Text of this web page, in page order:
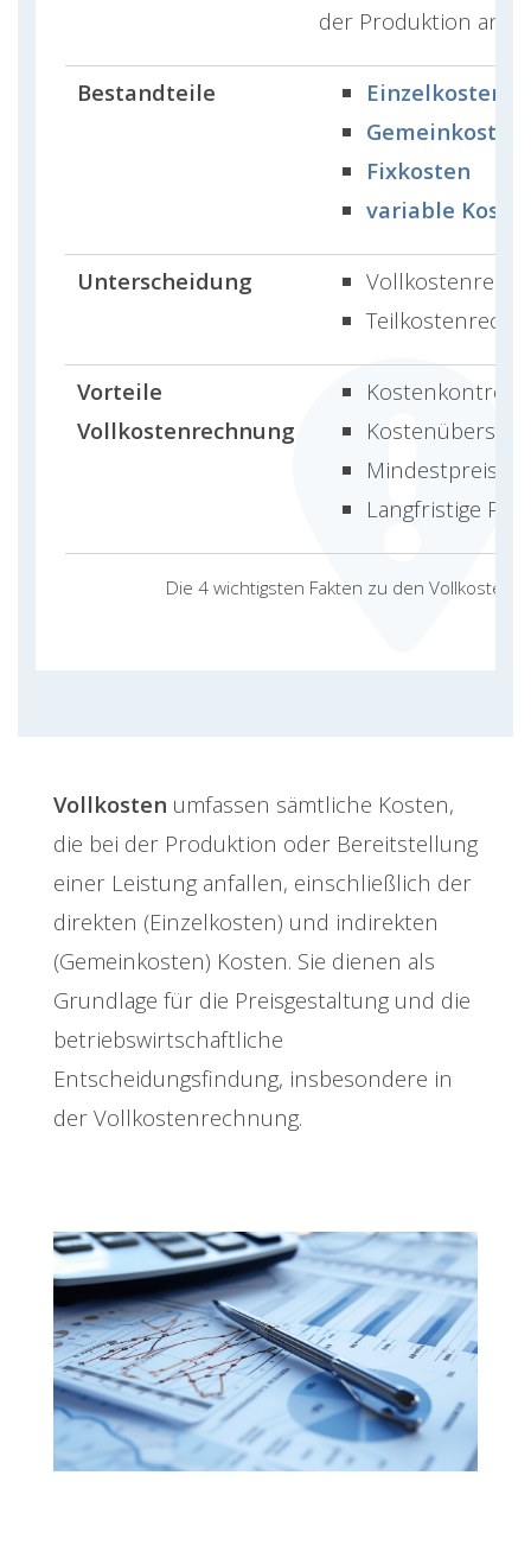
Die 4 wichtigsten Fakten zu den Vollkosten
der Produktion
Bestandteile
Einzelkosten
Gemeinkosten
Fixkosten
variable
Unterscheidung
Vorteile
Vollkostenrechnung
Kostenkontrolle
Langfristige
Vollkosten umfassen sämtliche Kosten,
die bei der Produktion oder Bereitstellung
einer Leistung anfallen, einschließlich der
direkten (Einzelkosten) und indirekten
(Gemeinkosten) Kosten. Sie dienen als
Grundlage für die Preisgestaltung und die
betriebswirtschaftliche
Entscheidungsfindung, insbesondere in
der Vollkostenrechnung.